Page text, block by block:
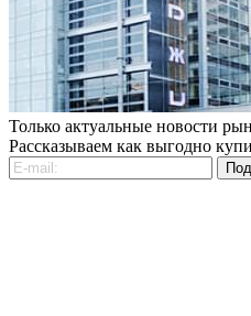
Только актуальные новости
Рассказываем как выгодно